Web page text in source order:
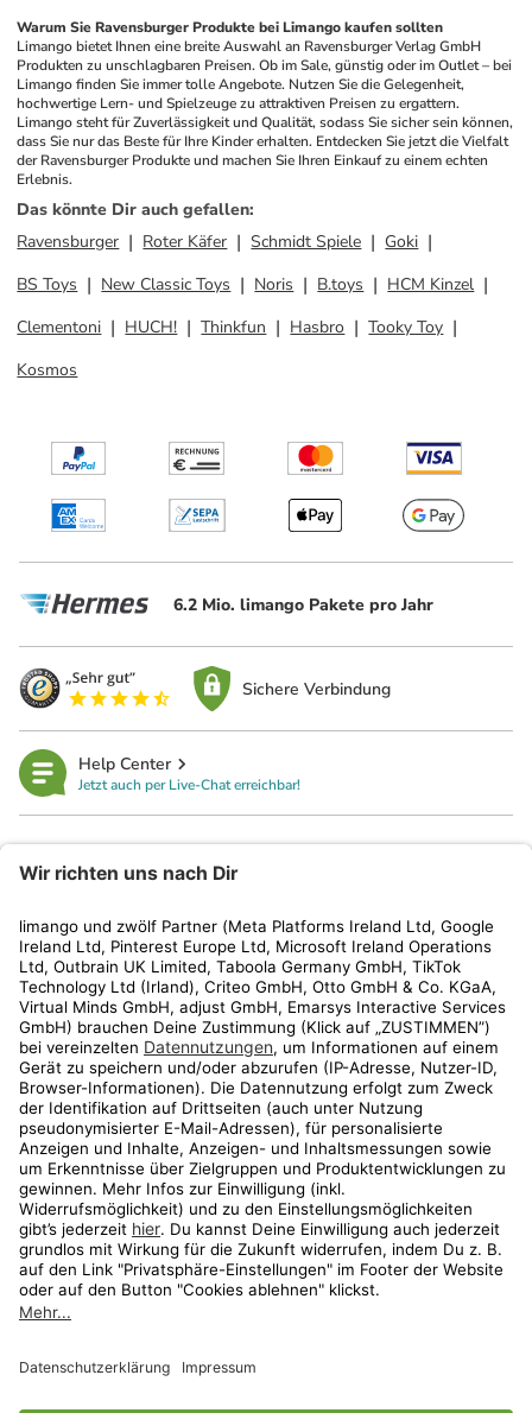
Warum Sie Ravensburger Produkte bei Limango kaufen sollten
Limango bietet Ihnen eine breite Auswahl an Ravensburger Verlag GmbH
Produkten zu unschlagbaren Preisen. Ob im Sale, günstig oder im Outlet – bei
Limango finden Sie immer tolle Angebote. Nutzen Sie die Gelegenheit,
hochwertige Lern- und Spielzeuge zu attraktiven Preisen zu ergattern.
Limango steht für Zuverlässigkeit und Qualität, sodass Sie sicher sein können,
dass Sie nur das Beste für Ihre Kinder erhalten. Entdecken Sie jetzt die Vielfalt
der Ravensburger Produkte und machen Sie Ihren Einkauf zu einem echten
Erlebnis.
Das könnte Dir auch gefallen:
Ravensburger
Roter Käfer Schmidt Spiele
Goki
BS Toys
New Classic Toys Noris B.toys
HCM Kinzel
Clementoni
HUCH! Thinkfun Hasbro
Tooky Toy
Kosmos
6.2 Mio. limango Pakete pro Jahr
Sichere Verbindung
Help Center
Jetzt auch per Live-Chat erreichbar!
Kundenservice
Shop
Aktionen
Travel